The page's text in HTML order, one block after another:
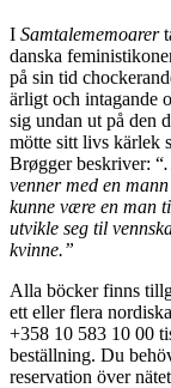
I Samtalememoarer
danska
på sin tid
ärligt och intagande
sig undan ut på den
mötte sitt livs kärlek
Brøgger beskriver: “
venner med en mann
kunne være en man
utvikle seg til
kvinne.”
Alla böcker finns
ett eller flera
+358 10 583 10 00
beställning. Du
reservation över